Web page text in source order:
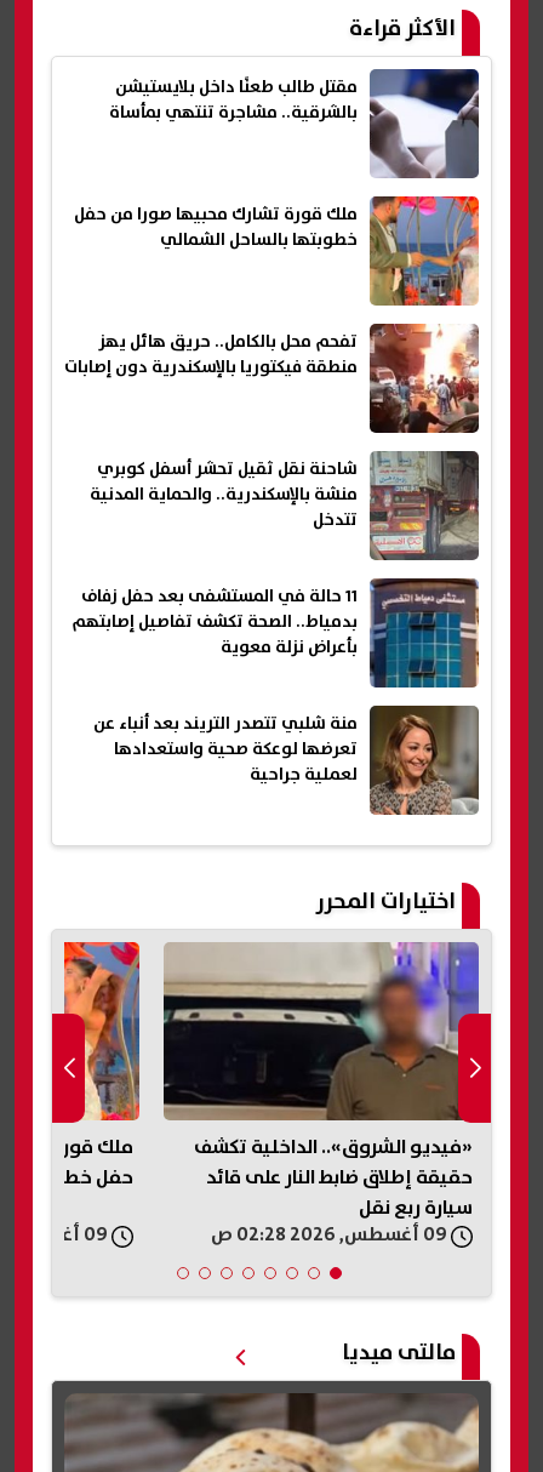
الأكثر قراءة
مقتل طالب طعنًا داخل بلايستيشن
بالشرقية.. مشاجرة تنتهي بمأساة
ملك قورة تشارك محبيها صورا من حفل
خطوبتها بالساحل الشمالي
تفحم محل بالكامل.. حريق هائل يهز
منطقة فيكتوريا بالإسكندرية دون إصابات
شاحنة نقل ثقيل تحشر أسفل كوبري
منشة بالإسكندرية.. والحماية المدنية
تتدخل
11 حالة في المستشفى بعد حفل زفاف
بدمياط.. الصحة تكشف تفاصيل إصابتهم
بأعراض نزلة معوية
منة شلبي تتصدر التريند بعد أنباء عن
تعرضها لوعكة صحية واستعدادها
لعملية جراحية
اختيارات المحرر
«فيديو الشروق».. الداخلية تكشف
حقيقة إطلاق ضابط النار على قائد
سيارة ربع نقل
ملك قورة
حفل خطوبتها
مالتى ميديا